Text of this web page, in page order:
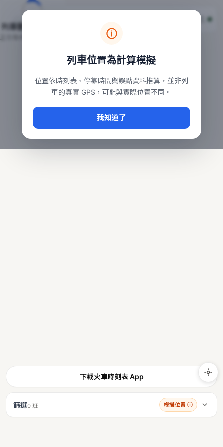
台鐵列車即時位置地圖
本頁顯示目前全台鐵運行中的列車位置，涵蓋自強、普悠瑪、
常用查詢：
、台中車站即時動態
台鐵即時動態
下載火車時刻表 App
篩選0 班 模擬位置 ⓘ
列車位置為計算模擬
位置依時刻表、停靠時間與誤點資料推算，並非列
車的真實 GPS，可能與實際位置不同。
我知道了
列車動態載入中…